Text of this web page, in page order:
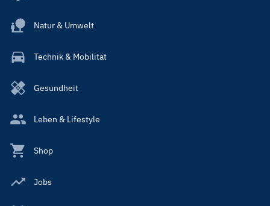
Natur & Umwelt
Technik & Mobilität
Gesundheit
Leben & Lifestyle
Shop
Jobs